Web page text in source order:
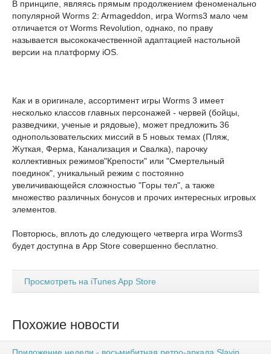
В принципе, являясь прямым продолжением феноменально
популярной Worms 2: Armageddon, игра Worms3 мало чем
отличается от Worms Revolution, однако, по праву
называется высококачественной адаптацией настольной
версии на платформу iOS.
Как и в оригинале, ассортимент игры Worms 3 имеет
несколько классов главных персонажей - червей (бойцы,
разведчики, ученые и рядовые), может предложить 36
однопользовательских миссий в 5 новых темах (Пляж,
Жуткая, Ферма, Канализация и Свалка), парочку
коллективных режимов"Крепости" или "Смертельный
поединок", уникальный режим с постоянно
увеличивающейся сложностью "Горы тел", а также
множество различных бонусов и прочих интересных игровых
элементов.
Повторюсь, вплоть до следующего четверга игра Worms3
будет доступна в App Store совершенно бесплатно.
Просмотреть на iTunes App Store
Похожие новости